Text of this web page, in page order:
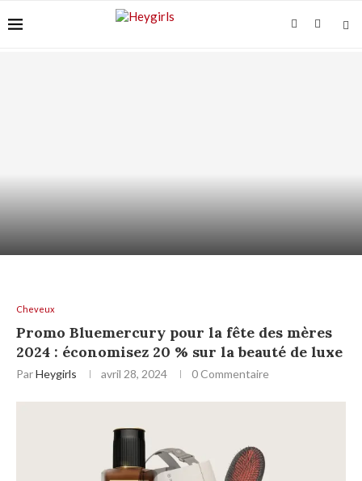
Cheveux
Promo Bluemercury pour la fête des mères
2024 : économisez 20 % sur la beauté de luxe
ParHeygirls avril 28, 2024 0 Commentaire